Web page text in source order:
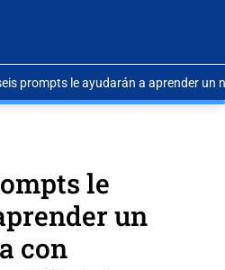
prompts le ayudarán a aprender un
le
un
con